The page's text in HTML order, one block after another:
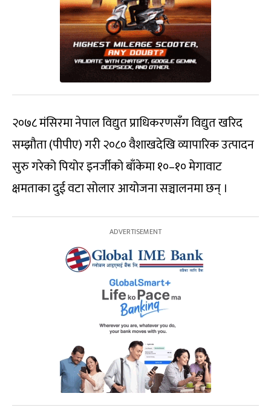
२०७८ मंसिरमा नेपाल विद्युत प्राधिकरणसँग विद्युत खरिद
सम्झौता (पीपीए) गरी २०८० वैशाखदेखि व्यापारिक उत्पादन
सुरु गरेको पियोर इनर्जीको बाँकेमा १०–१० मेगावाट
क्षमताका दुई वटा सोलार आयोजना सञ्चालनमा छन् ।